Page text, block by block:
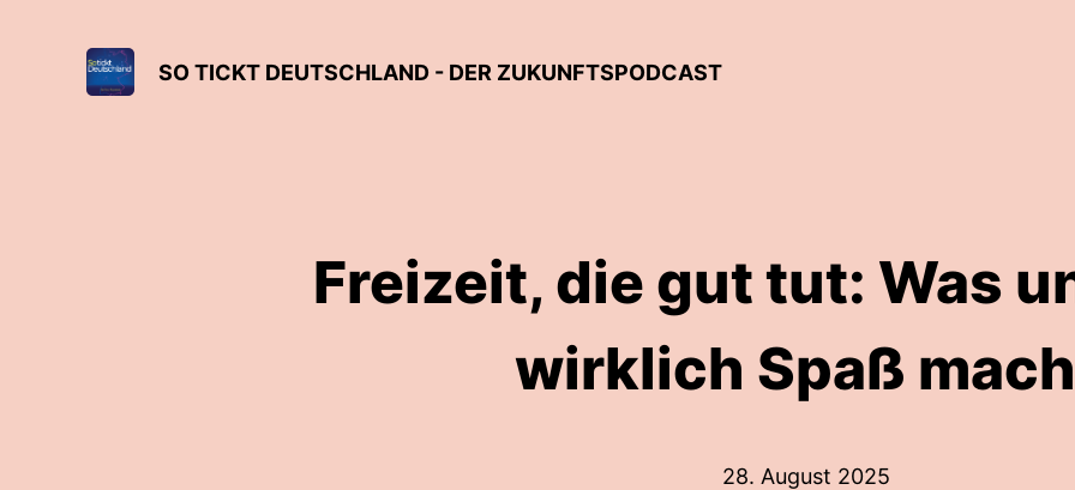
SO TICKT DEUTSCHLAND - DER ZUKUNFTSPODCAST
Freizeit, die gut tut: Was
wirklich Spaß
28. August 2025